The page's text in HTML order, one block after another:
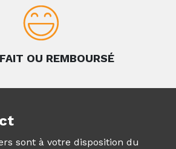
OU REMBOURSÉ
sont à votre disposition du